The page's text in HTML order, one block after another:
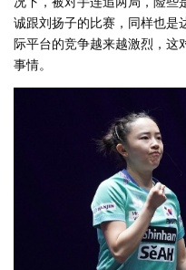
诚跟刘扬子的比赛，同样也是
际平台的竞争越来越激烈，这
事情。